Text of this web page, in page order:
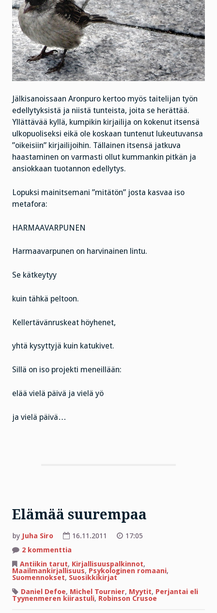
Jälkisanoissaan Aronpuro kertoo myös taitelijan työn
edellytyksistä ja niistä tunteista, joita se herättää.
Yllättävää kyllä, kumpikin kirjailija on kokenut itsensä
ulkopuoliseksi eikä ole koskaan tuntenut lukeutuvansa
”oikeisiin” kirjailijoihin. Tällainen itsensä jatkuva
haastaminen on varmasti ollut kummankin pitkän ja
ansiokkaan tuotannon edellytys.
Lopuksi mainitsemani ”mitätön” josta kasvaa iso
metafora:
HARMAAVARPUNEN
Harmaavarpunen on harvinainen lintu.
Se kätkeytyy
kuin tähkä peltoon.
Kellertävänruskeat höyhenet,
yhtä kysyttyjä kuin katukivet.
Sillä on iso projekti meneillään:
elää vielä päivä ja vielä yö
ja vielä päivä…
Elämää suurempaa
by Juha Siro 16.11.2011
17:05
2 kommenttia
suurempaa
Antiikin tarut, Kirjallisuuspalkinnot,
Maailmankirjallisuus, Psykologinen romaani,
Suomennokset, Suosikkikirjat
Daniel Defoe, Michel Tournier, Myytit, Perjantai eli
Tyynenmeren kiirastuli, Robinson Crusoe